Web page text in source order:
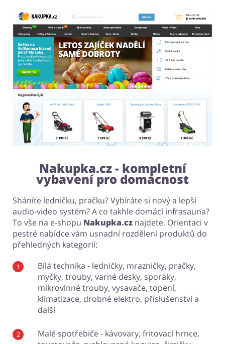
Nakupka.cz - kompletní
vybavení pro domácnost
Sháníte ledničku, pračku? Vybíráte si nový a lepší
audio-video systém? A co takhle domácí infrasauna?
To vše na e-shopu Nakupka.cz najdete. Orientaci v
pestré nabídce vám usnadní rozdělení produktů do
přehledných kategorií:
Bílá technika - ledničky, mrazničky, pračky,
myčky, trouby, varné desky, sporáky,
mikrovlnné trouby, vysavače, topení,
klimatizace, drobné elektro, příslušenství a
další
Malé spotřebiče - kávovary, fritovací hrnce,